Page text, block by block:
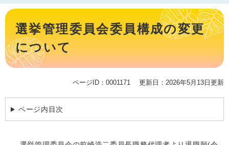
て本
選挙管理委員会委員構成の変更
について
ページID：0001171 更新日：2026年5月13日更新
ページ内目次